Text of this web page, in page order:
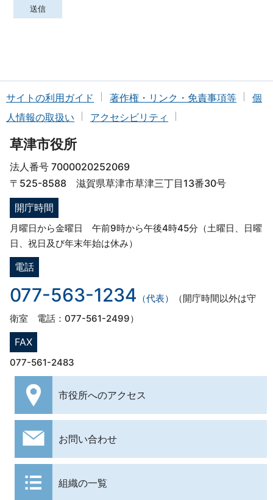
サイトの利用ガイド 著作権・リンク・免責事項等
個
人情報の取扱い
アクセシビリティ
草津市役所
法人番号 7000020252069
〒525-8588 滋賀県草津市草津三丁目13番30号
開庁時間
月曜日から金曜日 午前9時から午後4時45分（土曜日、日曜
日、祝日及び年末年始は休み）
電話
077-563-1234 （代表）
（開庁時間以外は守
衛室 電話：077-561-2499）
FAX
077-561-2483
市役所へのアクセス
お問い合わせ
組織の一覧